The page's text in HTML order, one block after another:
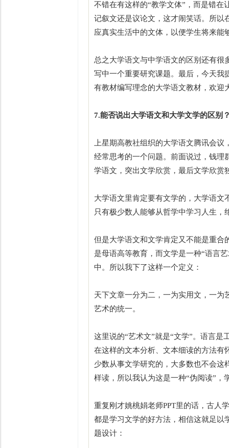
不错在有这样的“教学文体”，而是错在
记叙文还是议论文，这才闹笑话。所以
应真实生活中的文体，以便学生将来能
总之大学语文与中学语文的区别还有很
写中一个重要研究课题。最后，今天我
有教材编写理念的大学语文教材，欢迎
7.能否说出大学语文和大学文学的区别
上星期高教社组织的大学语文腾讯会
经常思考的一个问题。前面说过，钱理
学语文，突出文学欣赏，最后文学欣赏
大学语文里肯定要有文学的，大学语
只有极少数人能够从哲学中学习人生
但是大学语文和文学肯定又不能是重合
是母语高等教育，而文学是一种“语言
中。所以我下了这样一个定义：
天下文章一分为二，一为实用文，一
艺术的统一。
这里说的“艺术文”就是“文学”。语言
在这样的文本分析、文本细读的方法有
少数从事文学研究的，大多数也不会
样读，所以我认为这是一种“伪阅读”
重复刚才姚桃娟老师PPT里的话，古人
都是学习文学的好方法，相信这就足以
题设计：